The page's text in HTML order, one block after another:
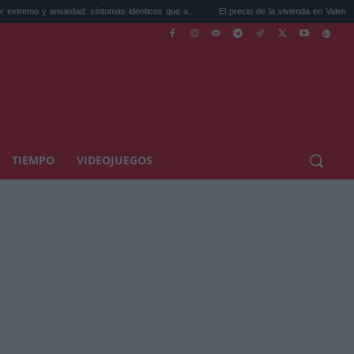
síntomas idénticos que a... El precio de la vivienda en Valencia sube a
TIEMPO VIDEOJUEGOS